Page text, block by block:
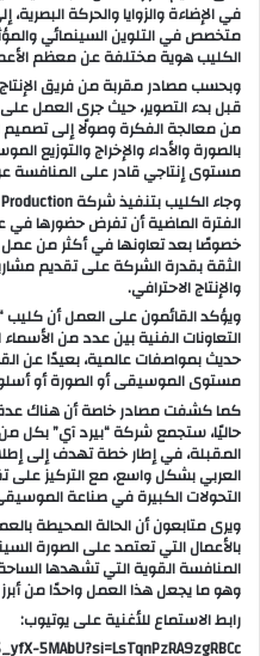
في الإضاءة والزوايا والحركة
متخصص في التلوين السينمائي
الكليب هوية مختلفة عن معظم
وبحسب مصادر مقربة من فريق
قبل بدء التصوير، حيث جرى العمل
من معالجة الفكرة وصولًا إلى تصميم
بالصورة والأداء والإخراج والتوزيع
مستوى إنتاجي قادر على المنافسة
الفترة الماضية أن تفرض حضورها في
خصوصًا بعد تعاونها في أكثر من عمل
الثقة بقدرة الشركة على تقديم
والإنتاج الاحترافي.
ويؤكد القائمون على العمل أن كليب
التعاونات الفنية بين عدد من
حديث بمواصفات عالمية، بعيدًا عن
مستوى الموسيقى أو الصورة أو
كما كشفت مصادر خاصة أن هناك عدة
حاليًا، ستجمع شركة “بيرد آي” بكل
المقبلة، في إطار خطة تهدف إلى
العربي بشكل واسع، مع التركيز
التحولات الكبيرة في صناعة
ويرى متابعون أن الحالة المحيطة
بالأعمال التي تعتمد على الصورة
المنافسة القوية التي تشهدها الساحة
وهو ما يجعل هذا العمل واحدًا من أبرز
رابط الاستماع للأغنية على يوتيوب:
5MAbU?si=LsTqnPzRA9zgRBCc